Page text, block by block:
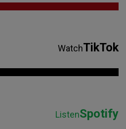
WatchTikTok
ListenSpotify